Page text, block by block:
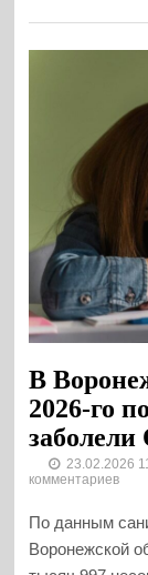
В
2026-го
23.02.2026
комментариев
По данным
Воронежской